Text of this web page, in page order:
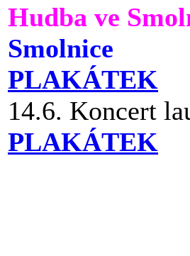
Hudba ve
Smolnice
PLAKÁTEK
14.6. Koncert
PLAKÁTEK